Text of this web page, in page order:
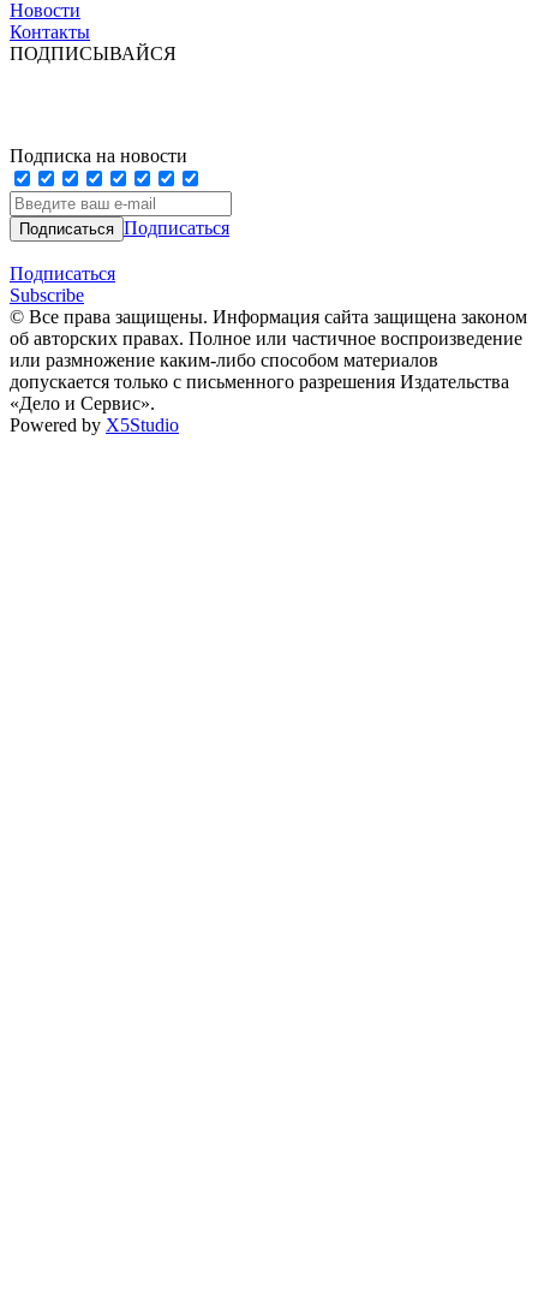
Новости
Контакты
ПОДПИСЫВАЙСЯ
Подписка на новости
Подписаться
Подписаться
Subscribe
© Все права защищены. Информация сайта защищена законом
об авторских правах. Полное или частичное воспроизведение
или размножение каким-либо способом материалов
допускается только с письменного разрешения Издательства
«Дело и Сервис».
Powered by X5Studio